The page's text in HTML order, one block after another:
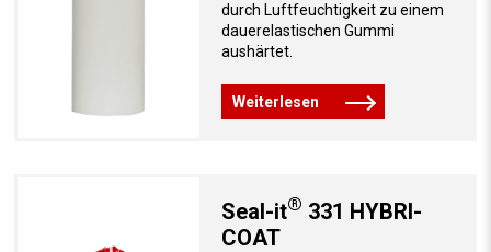
durch Luftfeuchtigkeit zu einem
dauerelastischen Gummi
aushärtet.
Weiterlesen
Seal-it® 331 HYBRI-
COAT